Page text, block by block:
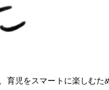
、育児をスマートに楽し